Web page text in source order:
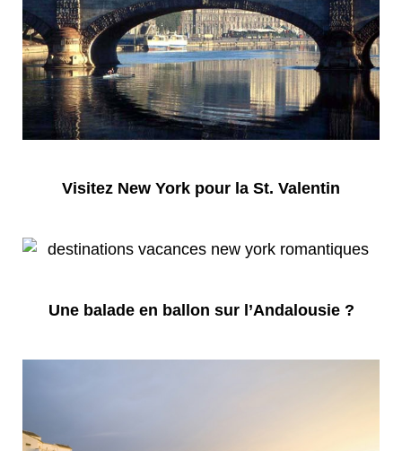
Visitez New York pour la St. Valentin
Une balade en ballon sur l’Andalousie ?